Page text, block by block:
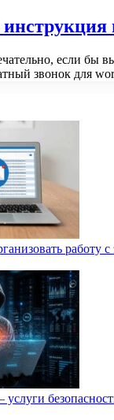
если бы
звонок для
работу